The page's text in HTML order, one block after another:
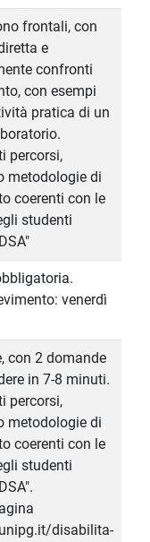
frontali, con
e
confronti
con esempi
pratica di un
percorsi,
metodologie di
coerenti con le
studenti
venerdì
con 2 domande
in 7-8 minuti.
percorsi,
metodologie di
coerenti con le
studenti
disabilita-